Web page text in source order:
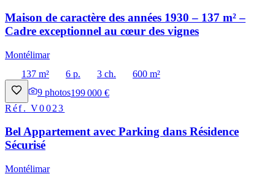
Maison de caractère des années 1930 – 137 m² –
Cadre exceptionnel au cœur des vignes
Montélimar
137 m²
6 p. 3 ch.
600 m²
9 photos199 000 €
Réf.V0023
Bel Appartement avec Parking dans Résidence
Sécurisé
Montélimar